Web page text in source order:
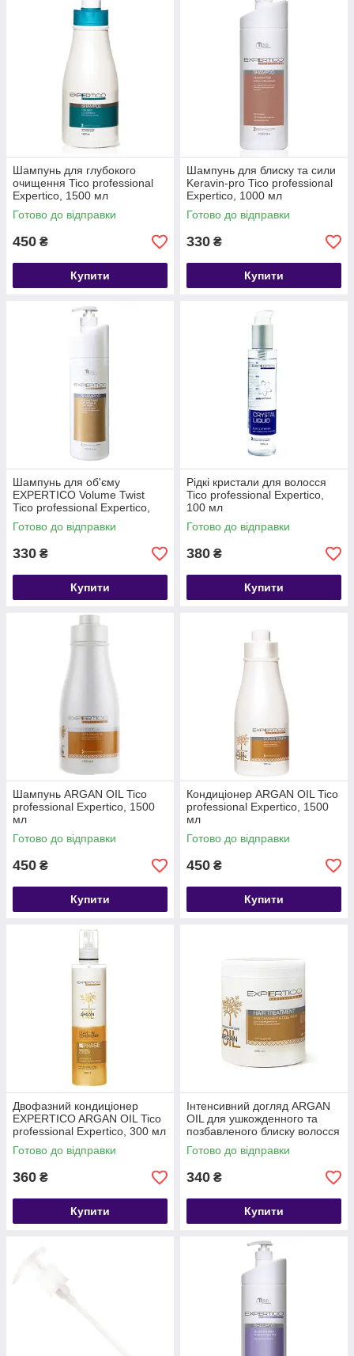
Шампунь для глубокого
очищення Tico professional
Expertico, 1500 мл
Готово до відправки
450 ₴
Купити
Шампунь для блиску та сили
Keravin-pro Tico professional
Expertico, 1000 мл
Готово до відправки
330 ₴
Купити
Шампунь для об'єму
EXPERTICO Volume Twist
Tico professional Expertico,
1000 мл
Готово до відправки
330 ₴
Купити
Рідкі кристали для волосся
Tico professional Expertico,
100 мл
Готово до відправки
380 ₴
Купити
Шампунь ARGAN OIL Tico
professional Expertico, 1500
мл
Готово до відправки
450 ₴
Купити
Кондиціонер ARGAN OIL Tico
professional Expertico, 1500
мл
Готово до відправки
450 ₴
Купити
Двофазний кондиціонер
EXPERTICO ARGAN OIL Tico
professional Expertico, 300 мл
Готово до відправки
360 ₴
Купити
Інтенсивний догляд ARGAN
OIL для ушкожденного та
позбавленого блиску волосся
Tico professional Expertico,
1000 мл
Готово до відправки
340 ₴
Купити